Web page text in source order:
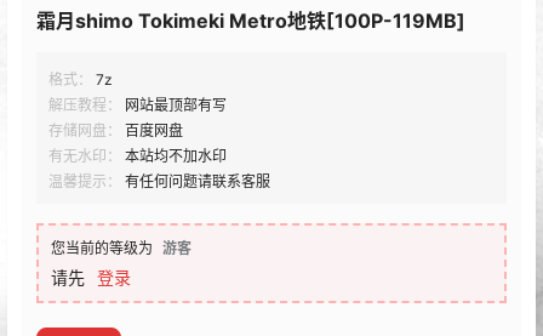
霜月shimo Tokimeki Metro地铁[100P-119MB]
格式：
7z
解压教程：
网站最顶部有写
存储网盘：
百度网盘
有无水印：
本站均不加水印
温馨提示：
有任何问题请联系客服
您当前的等级为 游客
请先 登录